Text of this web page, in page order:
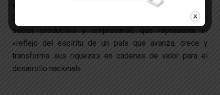
empresa Conductores de Aluminio del
Caroni (CABELUM) y participó en un encuentro con el
sector productivo y empresarial, que representa el
«reflejo del espíritu de un país que avanza, crece y
transforma sus riquezas en cadenas de valor para el
desarrollo nacional».